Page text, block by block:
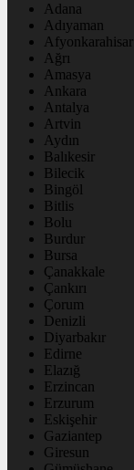
Adana
Adıyaman
Afyonkarahisar
Ağrı
Amasya
Ankara
Antalya
Artvin
Aydın
Balıkesir
Bilecik
Bingöl
Bitlis
Bolu
Burdur
Bursa
Çanakkale
Çankırı
Çorum
Denizli
Diyarbakır
Edirne
Elazığ
Erzincan
Erzurum
Eskişehir
Gaziantep
Giresun